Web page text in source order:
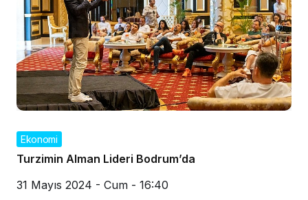
Ekonomi
Turzimin Alman Lideri Bodrum’da
31 Mayıs 2024 - Cum - 16:40